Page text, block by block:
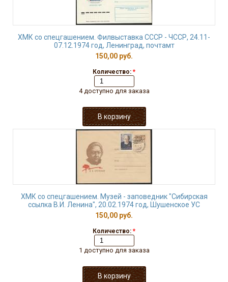
ХМК со спецгашением. Филвыставка СССР - ЧССР, 24.11-
07.12.1974 год, Ленинград, почтамт
150,00 руб.
Количество: *
4 доступно для заказа
ХМК со спецгашением. Музей - заповедник "Сибирская
ссылка В.И. Ленина", 20.02.1974 год, Шушенское УС
150,00 руб.
Количество: *
1 доступно для заказа